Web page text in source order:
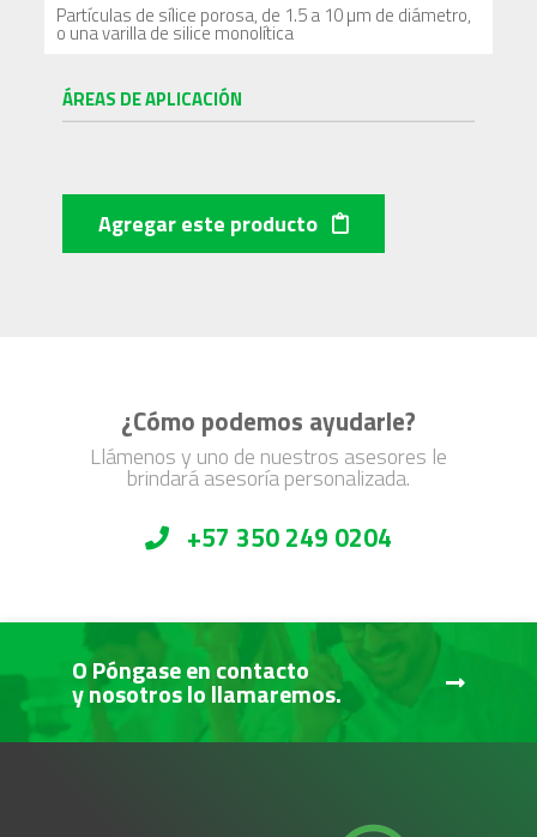
Partículas de sílice porosa, de 1.5 a 10 µm de diámetro,
o una varilla de silice monolítica
ÁREAS DE APLICACIÓN
Agregar este producto
¿Cómo podemos ayudarle?
Llámenos y uno de nuestros asesores le
brindará asesoría personalizada.
+57 350 249 0204
O Póngase en contacto
y nosotros lo llamaremos.